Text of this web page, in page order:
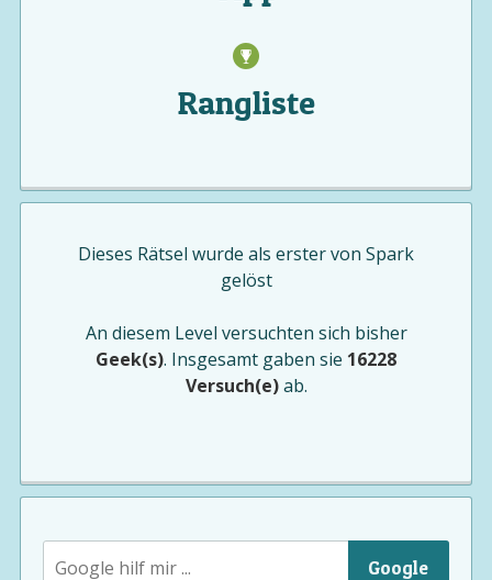
Rangliste
Dieses Rätsel wurde als erster von Spark
gelöst
An diesem Level versuchten sich bisher
Geek(s). Insgesamt gaben sie 16228
Versuch(e)ab.
Google